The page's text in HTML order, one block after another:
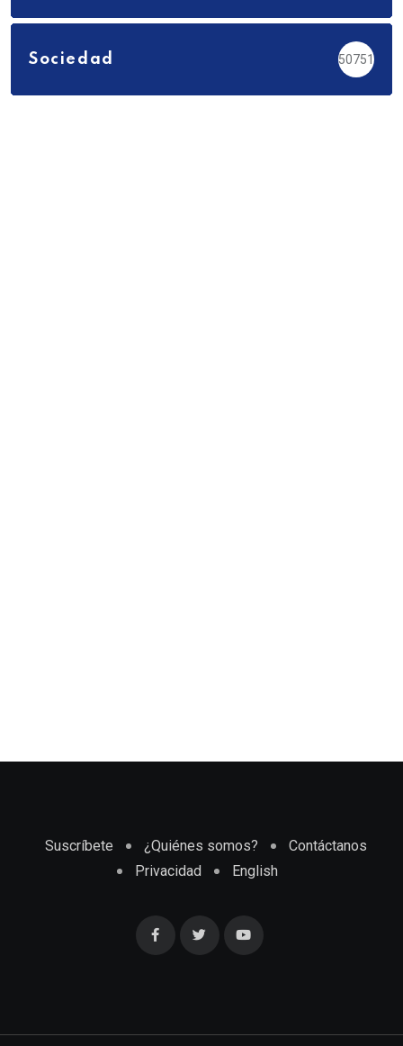
Sociedad 50751
Suscríbete ¿Quiénes somos?
Contáctanos
Privacidad
English